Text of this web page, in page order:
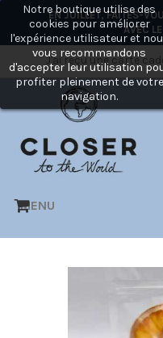
EN JUILLET, FAITES-
AVEC
J'ai reçu une carte
MENU
Notre boutique utilise des
cookies pour améliorer
l'expérience utilisateur et
vous recommandons
d'accepter leur utilisation
profiter pleinement de votre
navigation.